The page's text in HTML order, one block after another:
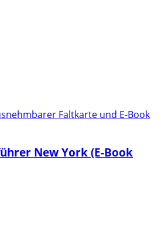
Faltkarte und E-Book
New York (E-Book